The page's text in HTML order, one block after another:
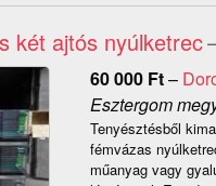
két ajtós nyúlketrec
60 000 Ft–
Esztergom
Tenyésztésből
fémvázas
műanyag vagy